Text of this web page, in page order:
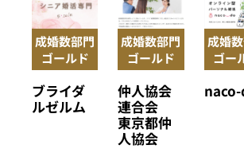
成婚数部門
ゴールド
ブライダ
ルゼルム
成婚数部門
ゴールド
仲人協会
連合会
東京都仲
人協会
成婚
ゴー